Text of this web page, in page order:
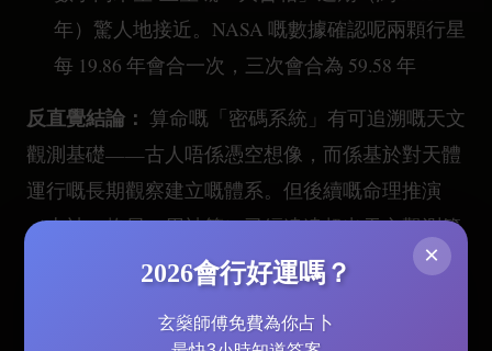
年）驚人地接近。NASA 嘅數據確認呢兩顆行星
每 19.86 年會合一次，三次會合為 59.58 年
反直覺結論： 算命嘅「密碼系統」有可追溯嘅天文
觀測基礎——古人唔係憑空想像，而係基於對天體
運行嘅長期觀察建立嘅體系。但後續嘅命理推演
（十神、格局、用神等）已經遠遠超出天文觀測範
疇，加入咗大量文化解讀同主觀推論。
有天文基礎
×
2026會行好運嗎？
玄燊師傅免費為你占卜